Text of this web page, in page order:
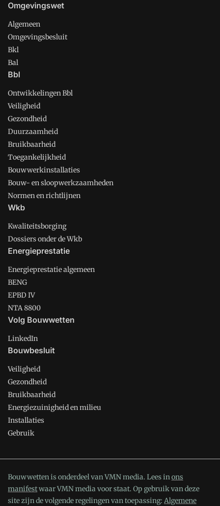
Omgevingswet
Algemeen
Omgevingsbesluit
Bkl
Bal
Bbl
Ontwikkelingen Bbl
Veiligheid
Gezondheid
Duurzaamheid
Bruikbaarheid
Toegankelijkheid
Bouwwerkinstallaties
Bouw- en sloopwerkzaamheden
Normen en richtlijnen
Wkb
Kwaliteitsborging
Dossiers onder de Wkb
Energieprestatie
Energieprestatie algemeen
BENG
EPBD IV
NTA 8800
Volg Bouwwetten
LinkedIn
Bouwbesluit
Veiligheid
Gezondheid
Bruikbaarheid
Energiezuinigheid en milieu
Installaties
Gebruik
Bouwwetten is onderdeel van VMN media. Lees inons
manifestwaar VMN media voor staat. Op gebruik van deze
site zijn de volgende regelingen van toepassing: Algemene